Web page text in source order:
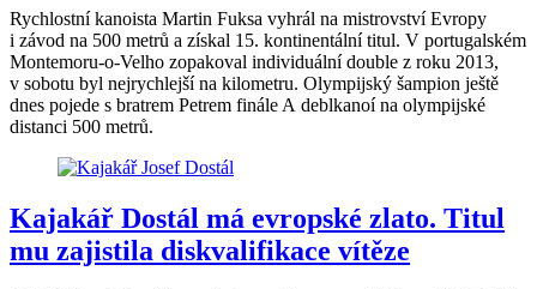
Rychlostní kanoista Martin Fuksa vyhrál na mistrovství Evropy
i závod na 500 metrů a získal 15. kontinentální titul. V portugalském
Montemoru-o-Velho zopakoval individuální double z roku 2013,
v sobotu byl nejrychlejší na kilometru. Olympijský šampion ještě
dnes pojede s bratrem Petrem finále A deblkanoí na olympijské
distanci 500 metrů.
Kajakář Dostál má evropské zlato. Titul
mu zajistila diskvalifikace vítěze